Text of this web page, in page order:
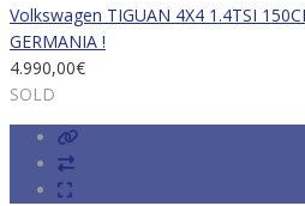
Volkswagen TIGUAN 4X4 1.4TSI
GERMANIA !
4.990,00€
SOLD